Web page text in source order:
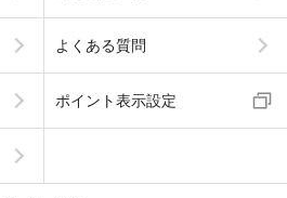
よくある質問
ポイント表示設定